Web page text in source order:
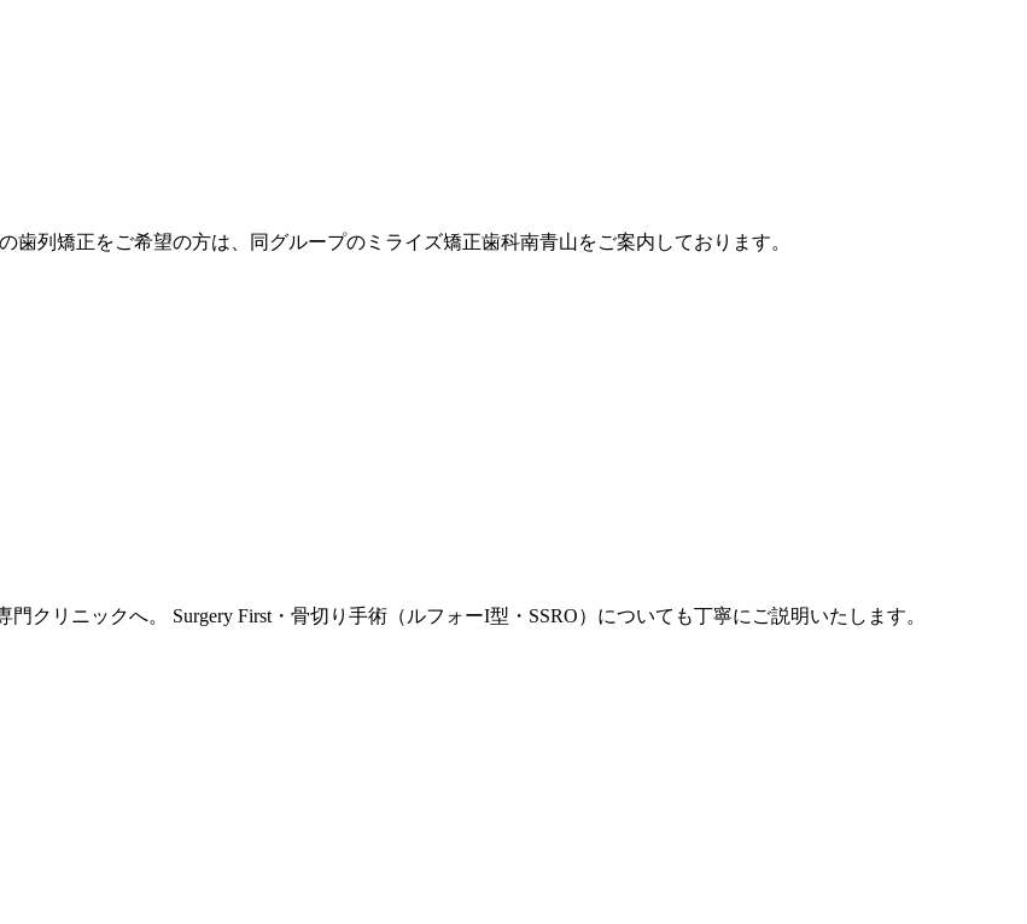
歯列矯正をご希望の方は、同グループの ミライズ矯正歯科南青山をご案内しております。
クリニックへ。 Surgery First・骨切り手術（ルフォーI型・SSRO）についても丁寧にご説明いたします。